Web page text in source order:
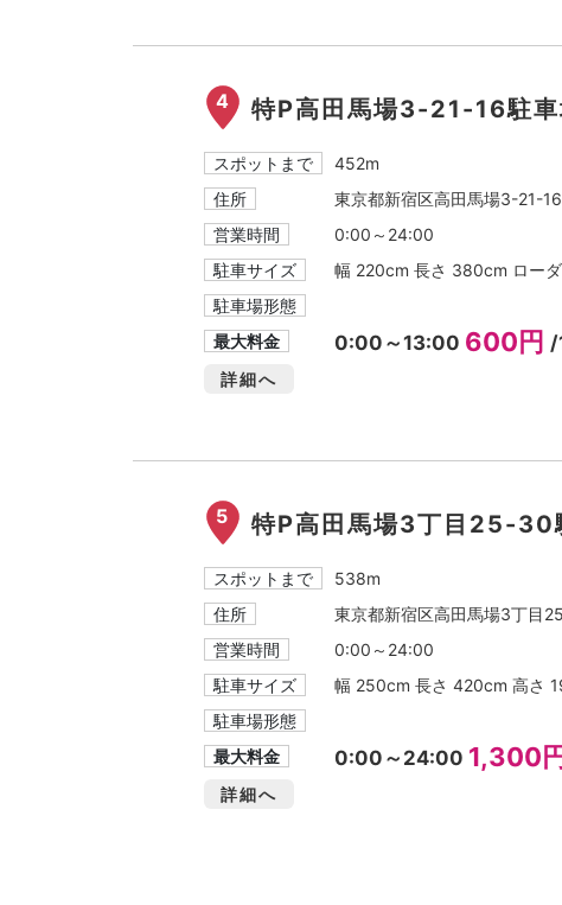
4 特P高田馬場3-21-16駐
スポットまで
452m
住所
東京都新宿区高田馬場3-21-16
営業時間
0:00～24:00
駐車サイズ
幅 220cm 長さ 380cm ロー
駐車場形態
最大料金
0:00～13:00 600円 /
詳細へ
5 特P高田馬場3丁目25-30
スポットまで
538m
住所
東京都新宿区高田馬場3丁目
営業時間
0:00～24:00
駐車サイズ
幅 250cm 長さ 420cm 高さ
駐車場形態
最大料金
0:00～24:00 1,300円
詳細へ